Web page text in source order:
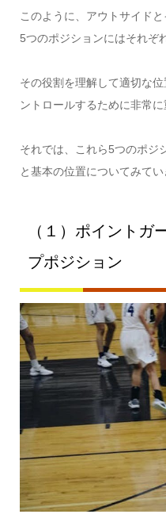
このように、アウトサイド
5つのポジションにはそれぞ
その役割を理解して適切な
ントロールするために非常に
それでは、これら5つのポジ
と基本の位置についてみてい
（１）ポイントガ
プポジション